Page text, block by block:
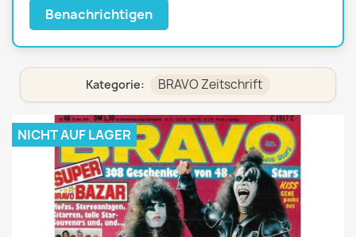
Benachrichtigen
Kategorie: BRAVO Zeitschrift
NICHT AUF LAGER